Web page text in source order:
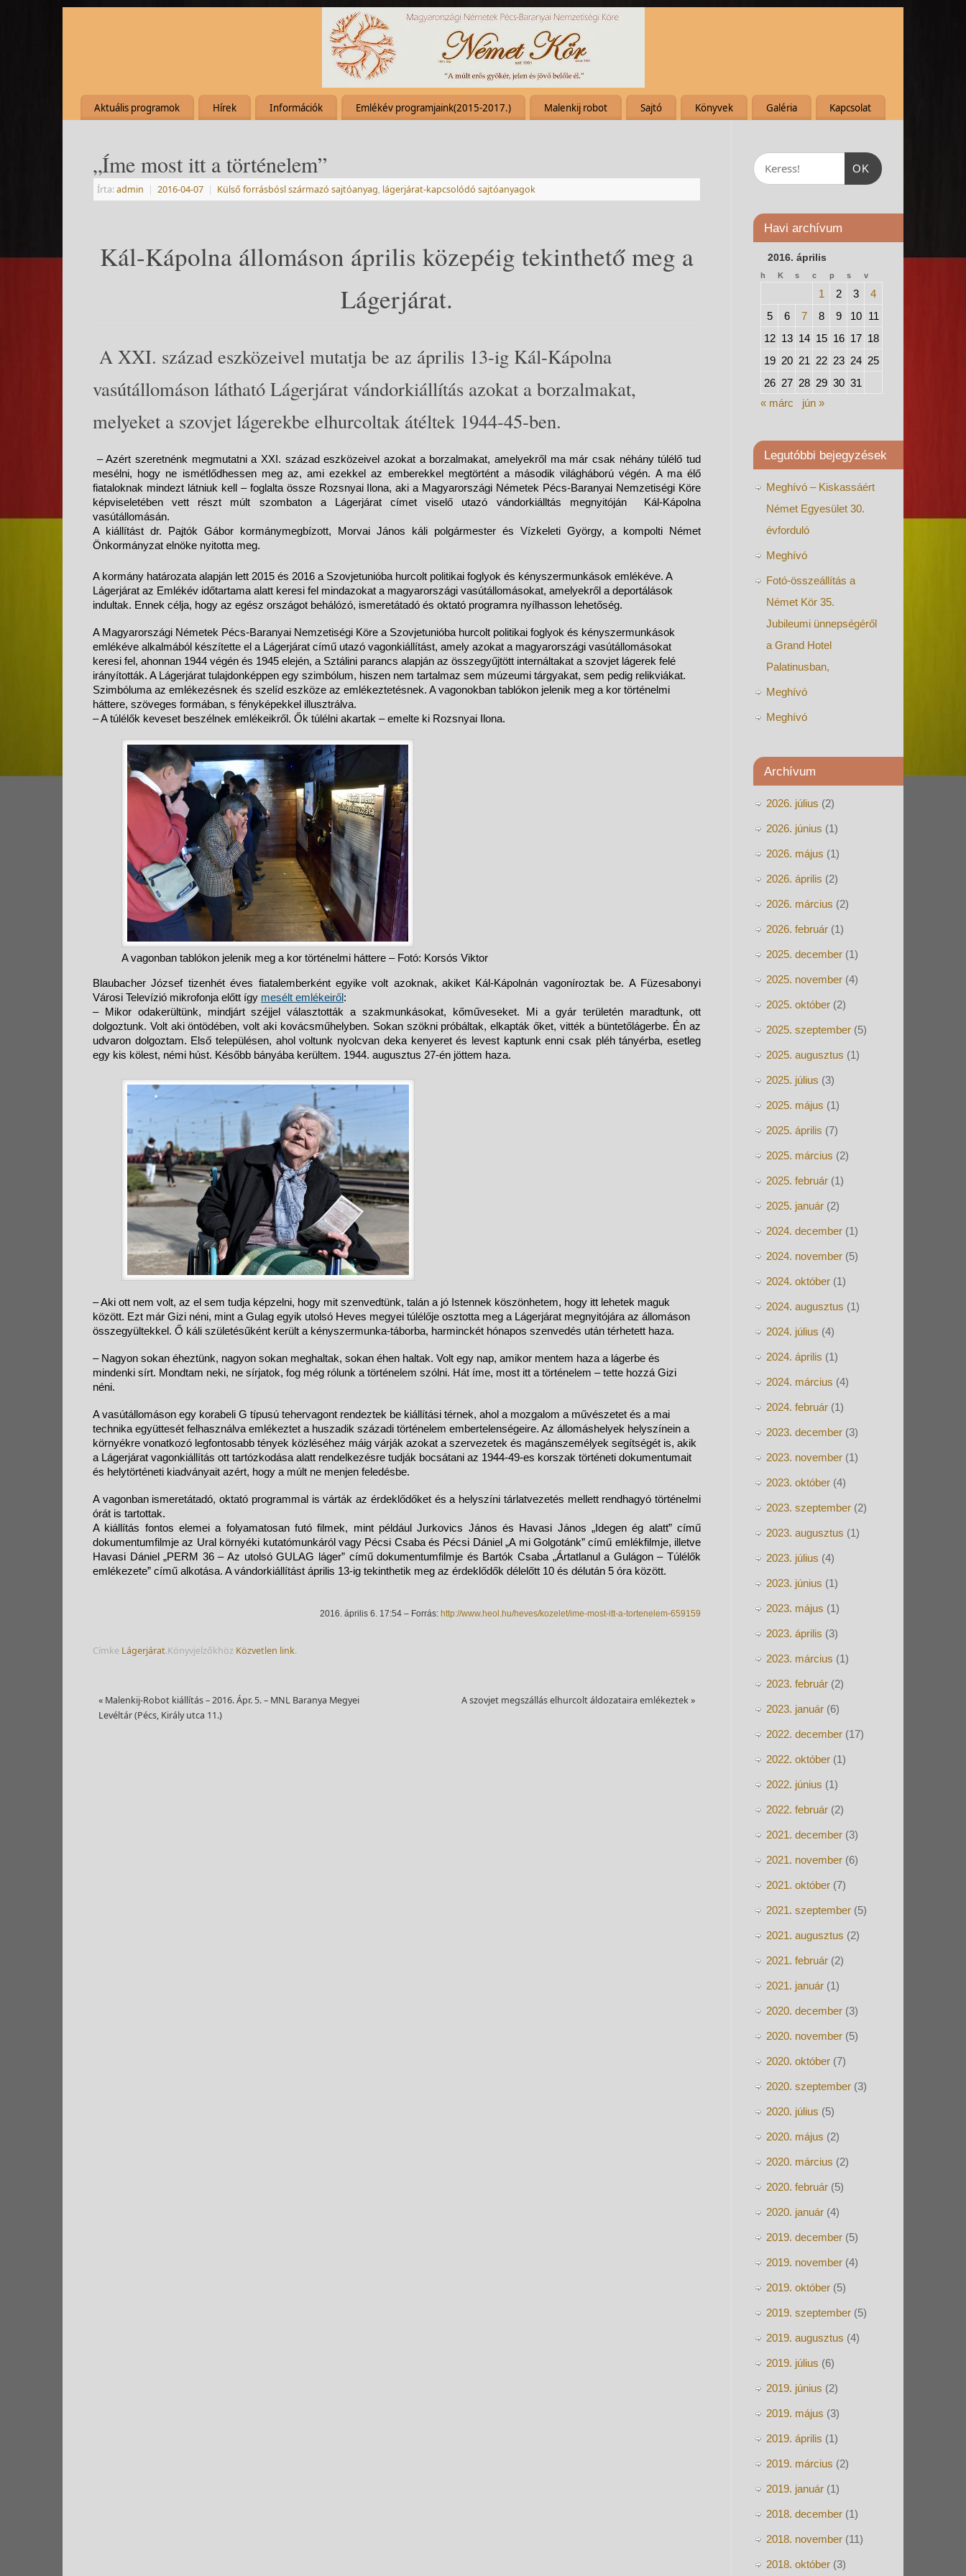
Aktuális programok Hírek Információk Emlékév programjaink(2015-2017.) Malenkij robot Sajtó Könyvek Galéria Kapcsolat
„Íme most itt a történelem”
Írta:admin | 2016-04-07 | Külső forrásbósl származó sajtóanyag, lágerjárat-kapcsolódó sajtóanyagok
Kál-Kápolna állomáson április közepéig tekinthető meg a
Lágerjárat.
A XXI. század eszközeivel mutatja be az április 13-ig Kál-Kápolna
vasútállomáson látható Lágerjárat vándorkiállítás azokat a borzalmakat,
melyeket a szovjet lágerekbe elhurcoltak átéltek 1944-45-ben.
– Azért szeretnénk megmutatni a XXI. század eszközeivel azokat a borzalmakat, amelyekről ma már csak néhány túlélő tud
mesélni, hogy ne ismétlődhessen meg az, ami ezekkel az emberekkel megtörtént a második világháború végén. A ma élő
fiataloknak mindezt látniuk kell – foglalta össze Rozsnyai Ilona, aki a Magyarországi Németek Pécs-Baranyai Nemzetiségi Köre
képviseletében vett részt múlt szombaton a Lágerjárat címet viselő utazó vándorkiálltás megnyitóján Kál-Kápolna
vasútállomásán.
A kiállítást dr. Pajtók Gábor kormánymegbízott, Morvai János káli polgármester és Vízkeleti György, a kompolti Német
Önkormányzat elnöke nyitotta meg.
A kormány határozata alapján lett 2015 és 2016 a Szovjetunióba hurcolt politikai foglyok és kényszermunkások emlékéve. A
Lágerjárat az Emlékév időtartama alatt keresi fel mindazokat a magyarországi vasútállomásokat, amelyekről a deportálások
indultak. Ennek célja, hogy az egész országot behálózó, ismeretátadó és oktató programra nyílhasson lehetőség.
A Magyarországi Németek Pécs-Baranyai Nemzetiségi Köre a Szovjetunióba hurcolt politikai foglyok és kényszermunkások
emlékéve alkalmából készítette el a Lágerjárat című utazó vagonkiállítást, amely azokat a magyarországi vasútállomásokat
keresi fel, ahonnan 1944 végén és 1945 elején, a Sztálini parancs alapján az összegyűjtött internáltakat a szovjet lágerek felé
irányították. A Lágerjárat tulajdonképpen egy szimbólum, hiszen nem tartalmaz sem múzeumi tárgyakat, sem pedig relikviákat.
Szimbóluma az emlékezésnek és szelíd eszköze az emlékeztetésnek. A vagonokban tablókon jelenik meg a kor történelmi
háttere, szöveges formában, s fényképekkel illusztrálva.
– A túlélők keveset beszélnek emlékeikről. Ők túlélni akartak – emelte ki Rozsnyai Ilona.
A vagonban tablókon jelenik meg a kor történelmi háttere – Fotó: Korsós Viktor
Blaubacher József tizenhét éves fiatalemberként egyike volt azoknak, akiket Kál-Kápolnán vagoníroztak be. A Füzesabonyi
Városi Televízió mikrofonja előtt így mesélt emlékeiről:
– Mikor odakerültünk, mindjárt széjjel választották a szakmunkásokat, kőműveseket. Mi a gyár területén maradtunk, ott
dolgoztunk. Volt aki öntödében, volt aki kovácsműhelyben. Sokan szökni próbáltak, elkapták őket, vitték a büntetőlágerbe. Én az
udvaron dolgoztam. Első településen, ahol voltunk nyolcvan deka kenyeret és levest kaptunk enni csak pléh tányérba, esetleg
egy kis kölest, némi húst. Később bányába kerültem. 1944. augusztus 27-én jöttem haza.
– Aki ott nem volt, az el sem tudja képzelni, hogy mit szenvedtünk, talán a jó Istennek köszönhetem, hogy itt lehetek maguk
között. Ezt már Gizi néni, mint a Gulag egyik utolsó Heves megyei túlélője osztotta meg a Lágerjárat megnyitójára az állomáson
összegyültekkel. Ő káli születésűként került a kényszermunka-táborba, harminckét hónapos szenvedés után térhetett haza.
– Nagyon sokan éheztünk, nagyon sokan meghaltak, sokan éhen haltak. Volt egy nap, amikor mentem haza a lágerbe és
mindenki sírt. Mondtam neki, ne sírjatok, fog még rólunk a történelem szólni. Hát íme, most itt a történelem – tette hozzá Gizi
néni.
A vasútállomáson egy korabeli G típusú tehervagont rendeztek be kiállítási térnek, ahol a mozgalom a művészetet és a mai
technika együttesét felhasználva emlékeztet a huszadik századi történelem embertelenségeire. Az állomáshelyek helyszínein a
környékre vonatkozó legfontosabb tények közléséhez máig várják azokat a szervezetek és magánszemélyek segítségét is, akik
a Lágerjárat vagonkiállítás ott tartózkodása alatt rendelkezésre tudják bocsátani az 1944-49-es korszak történeti dokumentumait
és helytörténeti kiadványait azért, hogy a múlt ne menjen feledésbe.
A vagonban ismeretátadó, oktató programmal is várták az érdeklődőket és a helyszíni tárlatvezetés mellett rendhagyó történelmi
órát is tartottak.
A kiállítás fontos elemei a folyamatosan futó filmek, mint például Jurkovics János és Havasi János „Idegen ég alatt” című
dokumentumfilmje az Ural környéki kutatómunkáról vagy Pécsi Csaba és Pécsi Dániel „A mi Golgotánk” című emlékfilmje, illetve
Havasi Dániel „PERM 36 – Az utolsó GULAG láger” című dokumentumfilmje és Bartók Csaba „Ártatlanul a Gulágon – Túlélők
emlékezete” című alkotása. A vándorkiállítást április 13-ig tekinthetik meg az érdeklődők délelőtt 10 és délután 5 óra között.
2016. április 6. 17:54 – Forrás: http://www.heol.hu/heves/kozelet/ime-most-itt-a-tortenelem-659159
Címke Lágerjárat.Könyvjelzőkhöz Közvetlen link.
« Malenkij-Robot kiállítás – 2016. Ápr. 5. – MNL Baranya Megyei
Levéltár (Pécs, Király utca 11.)
A szovjet megszállás elhurcolt áldozataira emlékeztek»
OK
Havi archívum
2016. április
h K s c p s v
1 2 3
4
5
6 7 8 9 10
11
12 13 14 15 16 17 18
19 20 21 22 23 24 25
26 27 28 29 30 31
« márc
jún »
Legutóbbi bejegyzések
Meghívó – Kiskassáért
Német Egyesület 30.
évforduló
Meghívó
Fotó-összeállítás a
Német Kör 35.
Jubileumi ünnepségéről
a Grand Hotel
Palatinusban,
Meghívó
Meghívó
Archívum
2026. július (2)
2026. június (1)
2026. május (1)
2026. április (2)
2026. március (2)
2026. február (1)
2025. december (1)
2025. november (4)
2025. október (2)
2025. szeptember (5)
2025. augusztus (1)
2025. július (3)
2025. május (1)
2025. április (7)
2025. március (2)
2025. február (1)
2025. január (2)
2024. december (1)
2024. november (5)
2024. október (1)
2024. augusztus (1)
2024. július (4)
2024. április (1)
2024. március (4)
2024. február (1)
2023. december (3)
2023. november (1)
2023. október (4)
2023. szeptember (2)
2023. augusztus (1)
2023. július (4)
2023. június (1)
2023. május (1)
2023. április (3)
2023. március (1)
2023. február (2)
2023. január (6)
2022. december (17)
2022. október (1)
2022. június (1)
2022. február (2)
2021. december (3)
2021. november (6)
2021. október (7)
2021. szeptember (5)
2021. augusztus (2)
2021. február (2)
2021. január (1)
2020. december (3)
2020. november (5)
2020. október (7)
2020. szeptember (3)
2020. július (5)
2020. május (2)
2020. március (2)
2020. február (5)
2020. január (4)
2019. december (5)
2019. november (4)
2019. október (5)
2019. szeptember (5)
2019. augusztus (4)
2019. július (6)
2019. június (2)
2019. május (3)
2019. április (1)
2019. március (2)
2019. január (1)
2018. december (1)
2018. november (11)
2018. október (3)